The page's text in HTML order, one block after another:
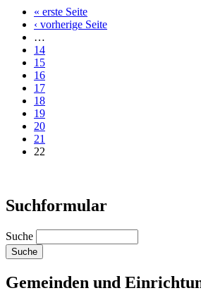
« erste Seite
‹ vorherige Seite
…
14
15
16
17
18
19
20
21
22
Suchformular
Suche
Gemeinden und